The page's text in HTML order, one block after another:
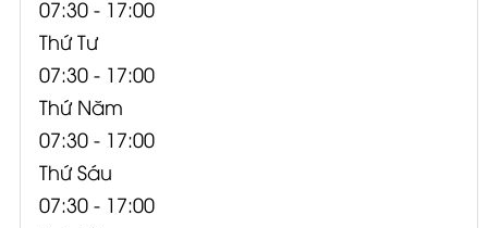
Thứ Tư
07:30 - 17:00
Thứ Năm
07:30 - 17:00
Thứ Sáu
07:30 - 17:00
Thứ Bảy